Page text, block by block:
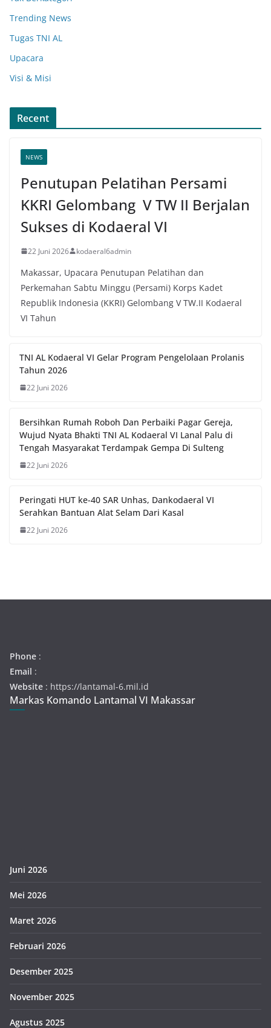
Trending News
Tugas TNI AL
Upacara
Visi & Misi
Recent
NEWS
Penutupan Pelatihan Persami
KKRI Gelombang V TW II Berjalan
Sukses di Kodaeral VI
22 Juni 2026 kodaeral6admin
Makassar, Upacara Penutupan Pelatihan dan
Perkemahan Sabtu Minggu (Persami) Korps Kadet
Republik Indonesia (KKRI) Gelombang V TW.II Kodaeral
VI Tahun
TNI AL Kodaeral VI Gelar Program Pengelolaan Prolanis
Tahun 2026
22 Juni 2026
Bersihkan Rumah Roboh Dan Perbaiki Pagar Gereja,
Wujud Nyata Bhakti TNI AL Kodaeral VI Lanal Palu di
Tengah Masyarakat Terdampak Gempa Di Sulteng
22 Juni 2026
Peringati HUT ke-40 SAR Unhas, Dankodaeral VI
Serahkan Bantuan Alat Selam Dari Kasal
22 Juni 2026
Phone :
Email :
Website : https://lantamal-6.mil.id
Markas Komando Lantamal VI Makassar
Juni 2026
Mei 2026
Maret 2026
Februari 2026
Desember 2025
November 2025
Agustus 2025